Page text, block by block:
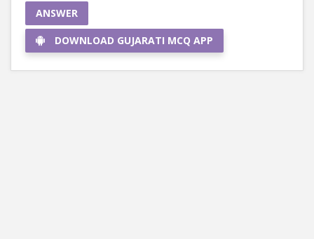
ANSWER
DOWNLOAD GUJARATI MCQ APP